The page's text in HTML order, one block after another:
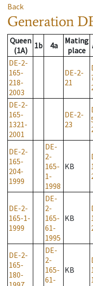
Back
Generation
Queen
(1A)
1b 4a
Mating
place
DE-2-
165-
218-
2003
DE-2-
21
DE-2-
165-
1321-
2001
DE-2-
23
DE-2-
165-
204-
1999
DE-
2-
165-
1-
1998
KB
DE-2-
165-1-
1999
DE-
2-
165-
61-
1995
KB
DE-2-
165-
180-
DE-
2-
165-
61-
KB